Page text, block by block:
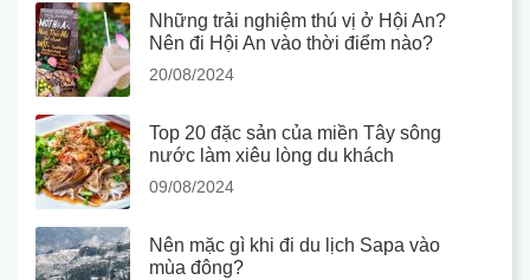
Những trải nghiệm thú vị ở Hội An?
Nên đi Hội An vào thời điểm nào?
20/08/2024
Top 20 đặc sản của miền Tây sông
nước làm xiêu lòng du khách
09/08/2024
Nên mặc gì khi đi du lịch Sapa vào
mùa đông?